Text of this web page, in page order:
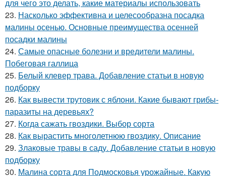
для чего это делать, какие материалы использовать
23. Насколько эффективна и целесообразна посадка
малины осенью. Основные преимущества осенней
посадки малины
24. Самые опасные болезни и вредители малины.
Побеговая галлица
25. Белый клевер трава. Добавление статьи в новую
подборку
26. Как вывести трутовик с яблони. Какие бывают грибы-
паразиты на деревьях?
27. Когда сажать гвоздики. Выбор сорта
28. Как вырастить многолетнюю гвоздику. Описание
29. Злаковые травы в саду. Добавление статьи в новую
подборку
30. Малина сорта для Подмосковья урожайные. Какую